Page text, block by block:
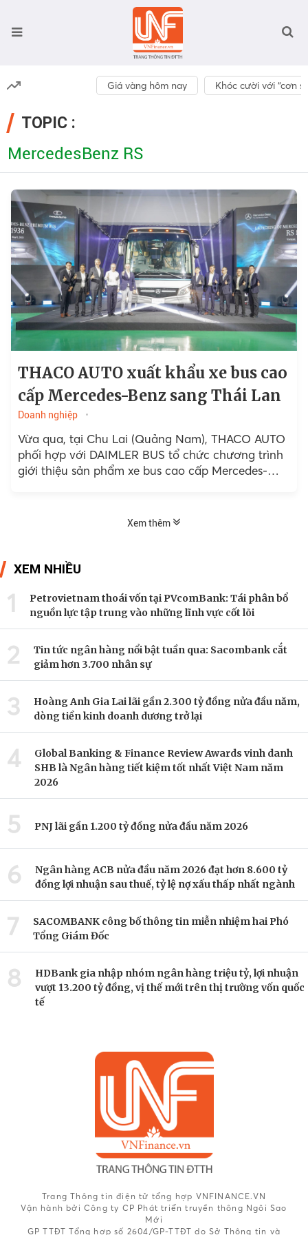
Giá vàng hôm nay Khóc cười với “cơn
TOPIC :
MercedesBenz RS
THACO AUTO xuất khẩu xe bus cao
cấp Mercedes-Benz sang Thái Lan
Doanh nghiệp
Vừa qua, tại Chu Lai (Quảng Nam), THACO AUTO
phối hợp với DAIMLER BUS tổ chức chương trình
giới thiệu sản phẩm xe bus cao cấp Mercedes-
Xem thêm
XEM NHIỀU
1
Petrovietnam thoái vốn tại PVcomBank: Tái phân bổ
nguồn lực tập trung vào những lĩnh vực cốt lõi
2
Tin tức ngân hàng nổi bật tuần qua: Sacombank cắt
giảm hơn 3.700 nhân sự
3
Hoàng Anh Gia Lai lãi gần 2.300 tỷ đồng nửa đầu năm,
dòng tiền kinh doanh dương trở lại
4
Global Banking & Finance Review Awards vinh danh
SHB là Ngân hàng tiết kiệm tốt nhất Việt Nam năm
2026
5 PNJ lãi gần 1.200 tỷ đồng nửa đầu năm 2026
6
Ngân hàng ACB nửa đầu năm 2026 đạt hơn 8.600 tỷ
đồng lợi nhuận sau thuế, tỷ lệ nợ xấu thấp nhất ngành
7
SACOMBANK công bố thông tin miễn nhiệm hai Phó
Tổng Giám Đốc
8
HDBank gia nhập nhóm ngân hàng triệu tỷ, lợi nhuận
vượt 13.200 tỷ đồng, vị thế mới trên thị trường vốn quốc
tế
Trang Thông tin điện tử tổng hợp VNFINANCE.VN
Vận hành bởi Công ty CP Phát triển truyền thông Ngôi Sao
Mới
GP TTĐT Tổng hợp số 2604/GP-TTĐT do Sở Thông tin và